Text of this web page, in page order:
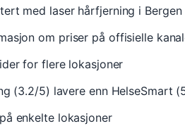
med laser hårfjerning i Bergen
om priser på offisielle
for flere lokasjoner
(3.2/5) lavere enn HelseSmart
enkelte lokasjoner